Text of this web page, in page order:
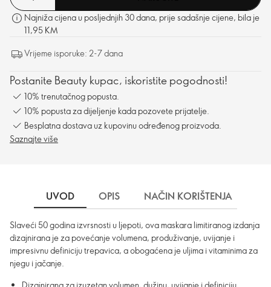
Najniža cijena u posljednjih 30 dana, prije sadašnje cijene, bila je
11,95 KM
Vrijeme isporuke: 2-7 dana
Postanite Beauty kupac, iskoristite pogodnosti!
10% trenutačnog popusta.
10% popusta za dijeljenje kada pozovete prijatelje.
Besplatna dostava uz kupovinu određenog proizvoda.
Saznajte više
UVOD OPIS NAČIN KORIŠTENJA
Slaveći 50 godina izvrsnosti u ljepoti, ova maskara limitiranog izdanja
dizajnirana je za povećanje volumena, produživanje, uvijanje i
impresivnu definiciju trepavica, a obogaćena je uljima i vitaminima za
njegu i jačanje.